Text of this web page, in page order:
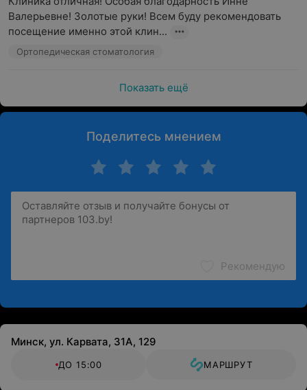
Валерьевне! Золотые руки! Всем буду рекомендовать
посещение именно этой клин...
Ортопедическая стоматология
Показать ещё
Поделитесь мнением
Рекомендую
Минск, ул. Карвата, 31А, 129
ДО 15:00 МАРШРУТ